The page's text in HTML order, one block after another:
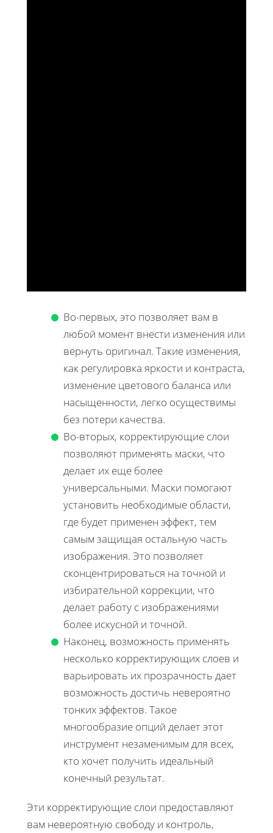
Во-первых, это позволяет вам в
любой момент внести изменения или
вернуть оригинал. Такие изменения,
как регулировка яркости и контраста,
изменение цветового баланса или
насыщенности, легко осуществимы
без потери качества.
Во-вторых, корректирующие слои
позволяют применять маски, что
делает их еще более
универсальными. Маски помогают
установить необходимые области,
где будет применен эффект, тем
самым защищая остальную часть
изображения. Это позволяет
сконцентрироваться на точной и
избирательной коррекции, что
делает работу с изображениями
более искусной и точной.
Наконец, возможность применять
несколько корректирующих слоев и
варьировать их прозрачность дает
возможность достичь невероятно
тонких эффектов. Такое
многообразие опций делает этот
инструмент незаменимым для всех,
кто хочет получить идеальный
конечный результат.
Эти корректирующие слои предоставляют
вам невероятную свободу и контроль,